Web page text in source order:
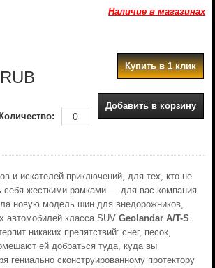
Наличие в магазинах
RUB
Купить в 1 клик
Добавить в корзину
Количество:
и искателей приключений, для тех, кто не
себя жесткими рамками — для вас компания
новую модель шин для внедорожников,
автомобилей класса SUV Geolandar A/T-S.
никаких препятствий: снег, песок,
ей добраться туда, куда вы
гениально сконструированному протектору